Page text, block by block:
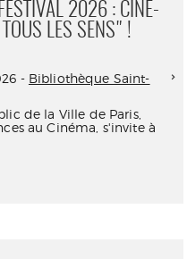
2026 : CINÉ-
LES SENS" !
- Bibliothèque Saint-
de la Ville de Paris,
au Cinéma, s'invite à